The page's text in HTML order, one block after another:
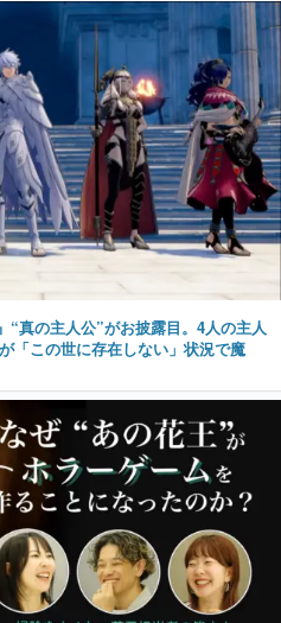
“真の主人公”がお披露目。4人の主人
「この世に存在しない」状況で魔